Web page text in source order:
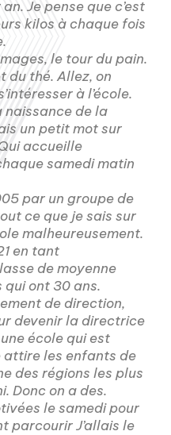
Je pense que c’est
kilos à chaque fois
le tour du pain.
du thé. Allez, on
à l’école.
naissance de la
un petit mot sur
accueille
samedi matin
par un groupe de
ce que je sais sur
malheureusement.
en tant
de moyenne
ont 30 ans.
de direction,
devenir la directrice
école qui est
attire les enfants de
des régions les plus
Donc on a des.
le samedi pour
parcourir J’allais le